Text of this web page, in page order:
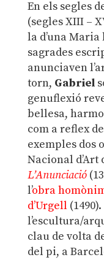
En els segles
(segles XIII –
la d’una
sagrades
anunciaven
torn, Gabriel
genuflexió
bellesa,
com a reflex
exemples dos
Nacional d’Art
L’Anunciació
l’obra
d’Urgell
l’escultura/
clau de volta
del pi, a